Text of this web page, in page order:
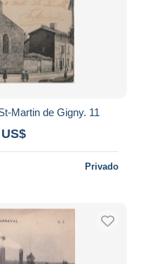
Martin de Gigny. 11
Privado